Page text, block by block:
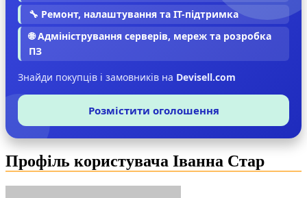
🔧 Ремонт, налаштування та IT-підтримка
🌐 Адміністрування серверів, мереж та розробка
ПЗ
Знайди покупців і замовників на Devisell.com
Розмістити оголошення
Профіль користувача Іванна Стар